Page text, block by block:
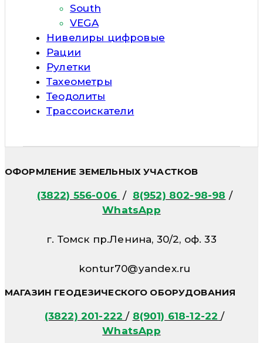
South
VEGA
Нивелиры цифровые
Рации
Рулетки
Тахеометры
Теодолиты
Трассоискатели
ОФОРМЛЕНИЕ ЗЕМЕЛЬНЫХ УЧАСТКОВ
(3822) 556-006 / 8(952) 802-98-98 /
WhatsApp
г. Томск пр.Ленина, 30/2, оф. 33
kontur70@yandex.ru
МАГАЗИН ГЕОДЕЗИЧЕСКОГО ОБОРУДОВАНИЯ
(3822) 201-222/ 8(901) 618-12-22 /
WhatsApp